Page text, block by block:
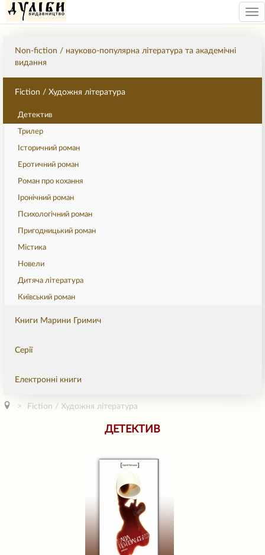
Non-fiction / науково-популярна література та академічні
видання
Fiction / Художня література
Детектив
Трилер
Історичний роман
Еротичний роман
Роман про кохання
Іронічний роман
Психологічний роман
Пригодницький роман
Містика
Новели
Дитяча література
Київський роман
Книги Марини Гримич
Серії
Електронні книги
Fiction / Художня література
ДЕТЕКТИВ